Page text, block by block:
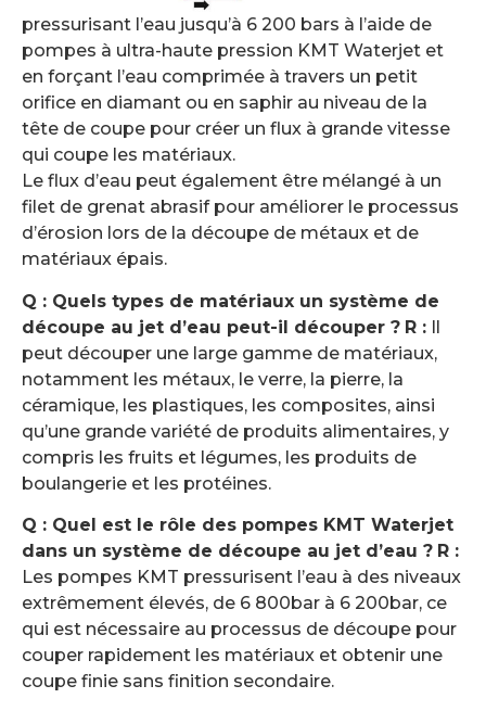
pressurisant l’eau jusqu’à 6 200 bars à l’aide de
pompes à ultra-haute pression KMT Waterjet et
en forçant l’eau comprimée à travers un petit
orifice en diamant ou en saphir au niveau de la
tête de coupe pour créer un flux à grande vitesse
qui coupe les matériaux.
Le flux d’eau peut également être mélangé à un
filet de grenat abrasif pour améliorer le processus
d’érosion lors de la découpe de métaux et de
matériaux épais.
Q : Quels types de matériaux un système de
découpe au jet d’eau peut-il découper ? R : Il
peut découper une large gamme de matériaux,
notamment les métaux, le verre, la pierre, la
céramique, les plastiques, les composites, ainsi
qu’une grande variété de produits alimentaires, y
compris les fruits et légumes, les produits de
boulangerie et les protéines.
Q : Quel est le rôle des pompes KMT Waterjet
dans un système de découpe au jet d’eau ? R :
Les pompes KMT pressurisent l’eau à des niveaux
extrêmement élevés, de 6 800bar à 6 200bar, ce
qui est nécessaire au processus de découpe pour
couper rapidement les matériaux et obtenir une
coupe finie sans finition secondaire.